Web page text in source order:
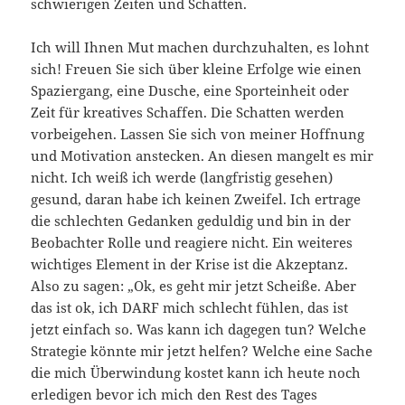
schwierigen Zeiten und Schatten.
Ich will Ihnen Mut machen durchzuhalten, es lohnt
sich! Freuen Sie sich über kleine Erfolge wie einen
Spaziergang, eine Dusche, eine Sporteinheit oder
Zeit für kreatives Schaffen. Die Schatten werden
vorbeigehen. Lassen Sie sich von meiner Hoffnung
und Motivation anstecken. An diesen mangelt es mir
nicht. Ich weiß ich werde (langfristig gesehen)
gesund, daran habe ich keinen Zweifel. Ich ertrage
die schlechten Gedanken geduldig und bin in der
Beobachter Rolle und reagiere nicht. Ein weiteres
wichtiges Element in der Krise ist die Akzeptanz.
Also zu sagen: „Ok, es geht mir jetzt Scheiße. Aber
das ist ok, ich DARF mich schlecht fühlen, das ist
jetzt einfach so. Was kann ich dagegen tun? Welche
Strategie könnte mir jetzt helfen? Welche eine Sache
die mich Überwindung kostet kann ich heute noch
erledigen bevor ich mich den Rest des Tages